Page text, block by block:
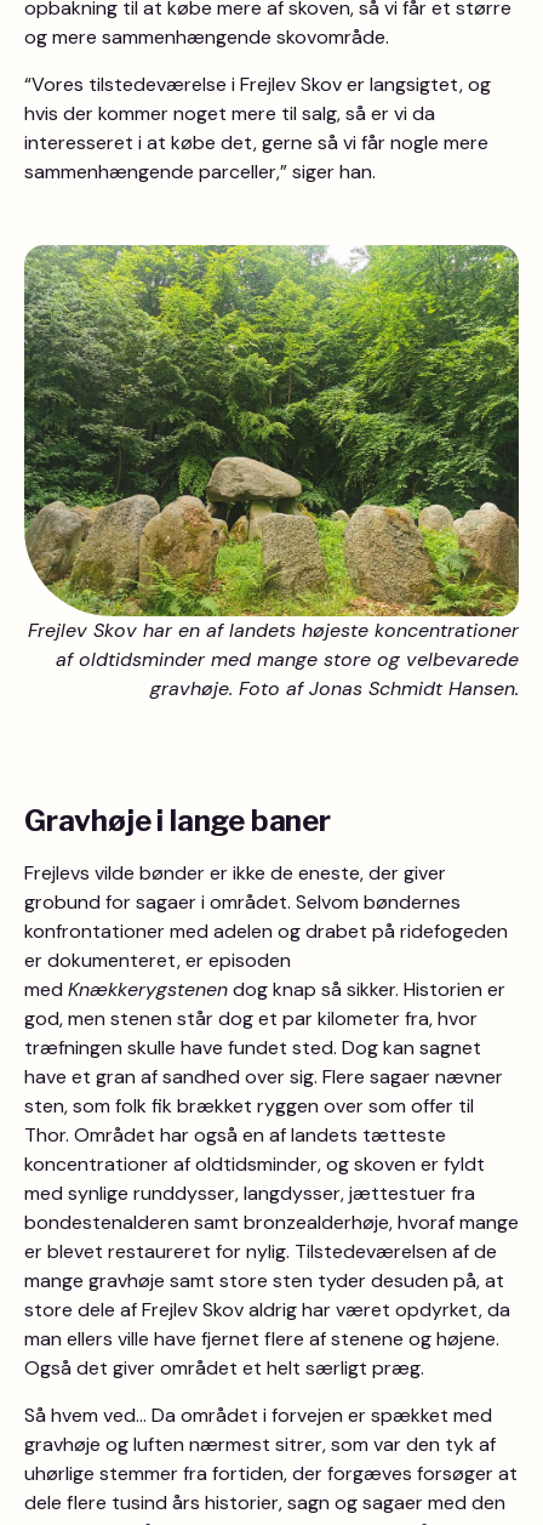
opbakning til at købe mere af skoven, så vi får et større
og mere sammenhængende skovområde.
“Vores tilstedeværelse i Frejlev Skov er langsigtet, og
hvis der kommer noget mere til salg, så er vi da
interesseret i at købe det, gerne så vi får nogle mere
sammenhængende parceller,” siger han.
Frejlev Skov har en af landets højeste koncentrationer
af oldtidsminder med mange store og velbevarede
gravhøje. Foto af Jonas Schmidt Hansen.
Gravhøje i lange baner
Frejlevs vilde bønder er ikke de eneste, der giver
grobund for sagaer i området. Selvom bøndernes
konfrontationer med adelen og drabet på ridefogeden
er dokumenteret, er episoden
med Knækkerygstenendog knap så sikker. Historien er
god, men stenen står dog et par kilometer fra, hvor
træfningen skulle have fundet sted. Dog kan sagnet
have et gran af sandhed over sig. Flere sagaer nævner
sten, som folk fik brækket ryggen over som offer til
Thor. Området har også en af landets tætteste
koncentrationer af oldtidsminder, og skoven er fyldt
med synlige runddysser, langdysser, jættestuer fra
bondestenalderen samt bronzealderhøje, hvoraf mange
er blevet restaureret for nylig. Tilstedeværelsen af de
mange gravhøje samt store sten tyder desuden på, at
store dele af Frejlev Skov aldrig har været opdyrket, da
man ellers ville have fjernet flere af stenene og højene.
Også det giver området et helt særligt præg.
Så hvem ved… Da området i forvejen er spækket med
gravhøje og luften nærmest sitrer, som var den tyk af
uhørlige stemmer fra fortiden, der forgæves forsøger at
dele flere tusind års historier, sagn og sagaer med den